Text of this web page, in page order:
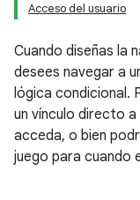
Acceso del usuario
Cuando diseñas la
desees navegar a
lógica condicional.
un vínculo directo
acceda, o bien
juego para cuando